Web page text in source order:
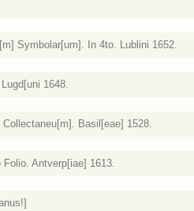
Symbolar[um]. In 4to. Lublini 1652.
1648.
Basil[eae] 1528.
Antverp[iae] 1613.